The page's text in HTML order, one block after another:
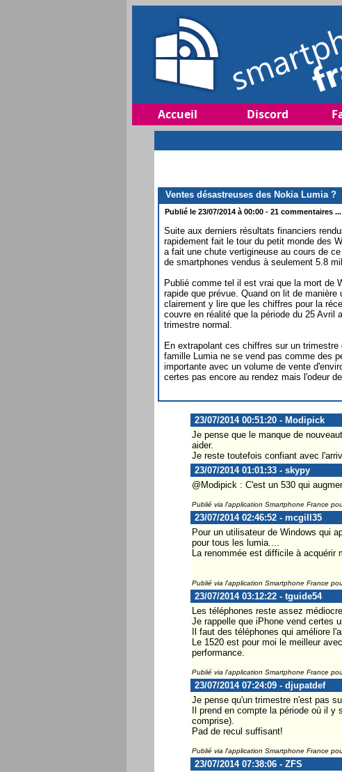
Accueil Discord
Ventes désastreuses des Nokia Lumia ?
Publié le 23/07/2014 à 00:00 - 21 commentaires ...
Suite aux derniers résultats financiers
rapidement fait le tour du petit monde des
a fait une chute vertigineuse au cours de
de smartphones vendus à seulement 5.8
Publié comme tel il est vrai que la mort de
rapide que prévue. Quand on lit de manière
clairement y lire que les chiffres pour la
couvre en réalité que la période du 25 Avril
trimestre normal.
En extrapolant ces chiffres sur un
famille Lumia ne se vend pas comme des
importante avec un volume de vente
certes pas encore au rendez mais l'odeur
23/07/2014 00:51:20 - Modipick
Je pense que le manque de
aider.
Je reste toutefois confiant avec
23/07/2014 01:01:33 - skypy
@Modipick : C'est un 530 qui
Publié via l'application Smartphone France
23/07/2014 02:46:52 - mcgill35
Pour un utilisateur de Windows qui
pour tous les lumia....
La renommée est difficile à acquérir
Publié via l'application Smartphone France
23/07/2014 03:12:22 - tguide54
Les téléphones reste assez médiocre.
Je rappelle que iPhone vend certes
Il faut des téléphones qui améliore
Le 1520 est pour moi le meilleur
performance.
Publié via l'application Smartphone France
23/07/2014 07:24:09 - djupatdef
Je pense qu'un trimestre n'est pas
Il prend en compte la période où il y
comprise).
Pad de recul suffisant!
Publié via l'application Smartphone France
23/07/2014 07:38:06 - ZFS